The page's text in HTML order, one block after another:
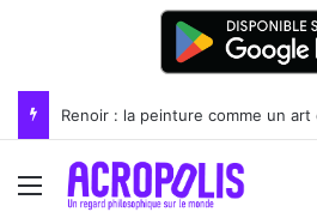
Renoir : la peinture comme un art
Menu